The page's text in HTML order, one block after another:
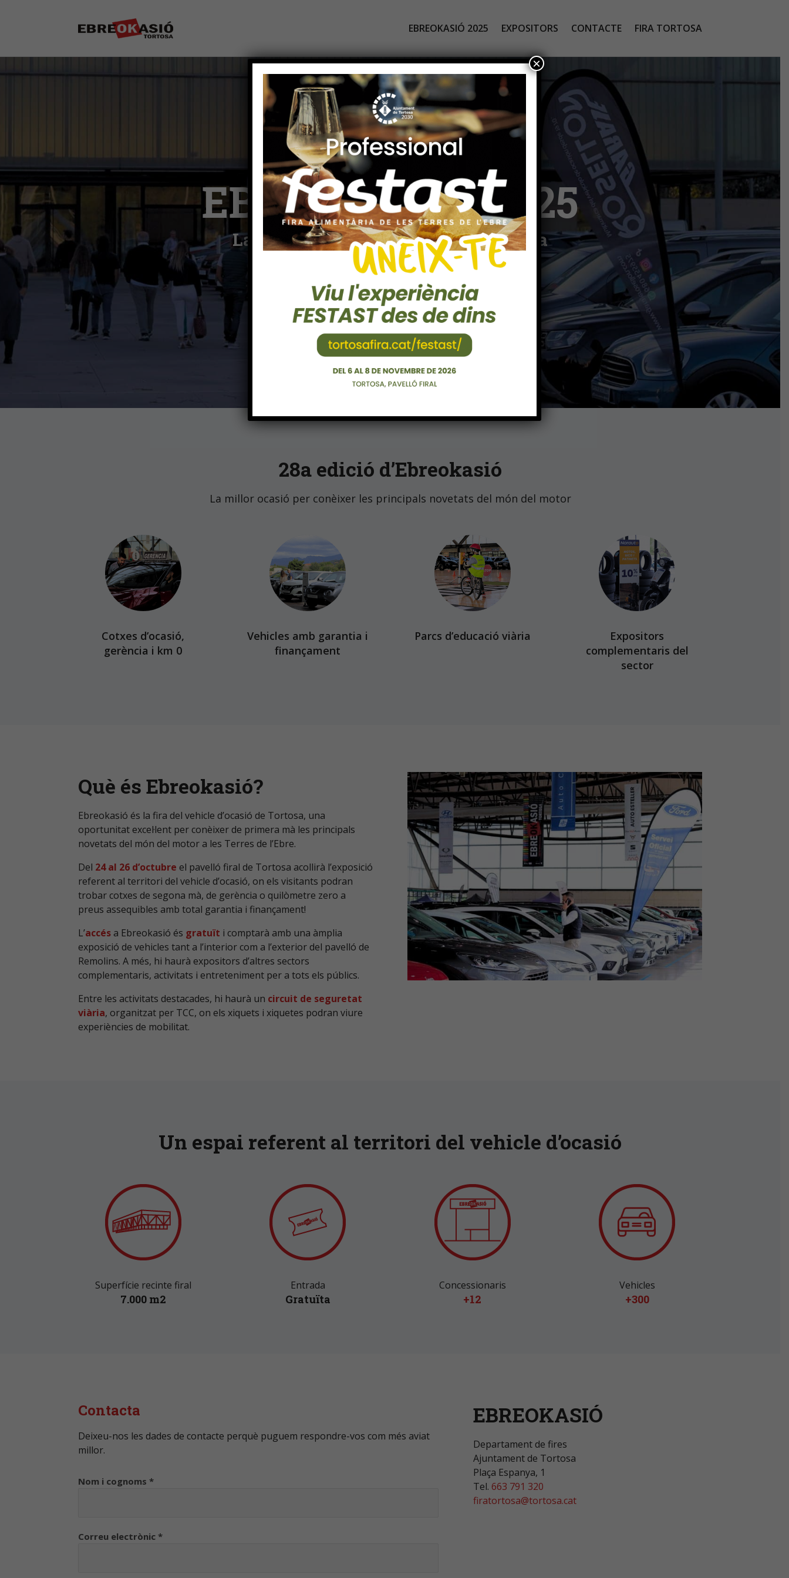
EBREOKASIÓ 2025 EXPOSITORS CONTACTE FIRA TORTOSA
EBREOKASIÓ 2025
La fira del vehicle d’ocasió de Tortosa
24 – 26 d’octubre
28a edició d’Ebreokasió
La millor ocasió per conèixer les principals novetats del món del motor
Cotxes d’ocasió,
gerència i km 0
Vehicles amb garantia i
finançament
Parcs d’educació viària
Expositors
complementaris del
sector
Què és Ebreokasió?
Ebreokasió és la fira del vehicle d’ocasió de Tortosa, una
oportunitat excel·lent per conèixer de primera mà les principals
novetats del món del motor a les Terres de l’Ebre.
Del 24 al 26 d’octubre el pavelló firal de Tortosa acollirà l’exposició
referent al territori del vehicle d’ocasió, on els visitants podran
trobar cotxes de segona mà, de gerència o quilòmetre zero a
preus assequibles amb total garantia i finançament!
L’accésa Ebreokasió és gratuït i comptarà amb una àmplia
exposició de vehicles tant a l’interior com a l’exterior del pavelló de
Remolins. A més, hi haurà expositors d’altres sectors
complementaris, activitats i entreteniment per a tots els públics.
Entre les activitats destacades, hi haurà un circuit de seguretat
viària, organitzat per TCC, on els xiquets i xiquetes podran viure
experiències de mobilitat.
Un espai referent al territori del vehicle d’ocasió
Superfície recinte firal
7.000 m2
Entrada
Gratuïta
Concessionaris
+12
Vehicles
+300
Contacta
Deixeu-nos les dades de contacte perquè puguem respondre-vos com més aviat
millor.
Nom i cognoms *
Correu electrònic *
EBREOKASIÓ
Departament de fires
Ajuntament de Tortosa
Plaça Espanya, 1
Tel. 663 791 320
firatortosa@tortosa.cat
×